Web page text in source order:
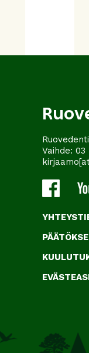
Vaihde: 03